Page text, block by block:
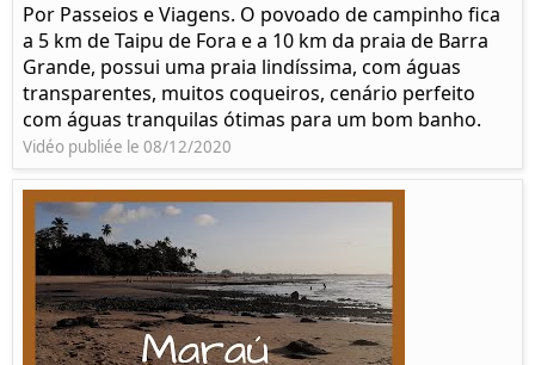
Por Passeios e Viagens. O povoado de campinho fica
a 5 km de Taipu de Fora e a 10 km da praia de Barra
Grande, possui uma praia lindíssima, com águas
transparentes, muitos coqueiros, cenário perfeito
com águas tranquilas ótimas para um bom banho.
Vidéo publiée le 08/12/2020